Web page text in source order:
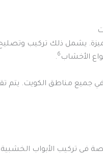
يشمل ذلك تركيب
الأخشاب 6
.
في تركيب الأبواب